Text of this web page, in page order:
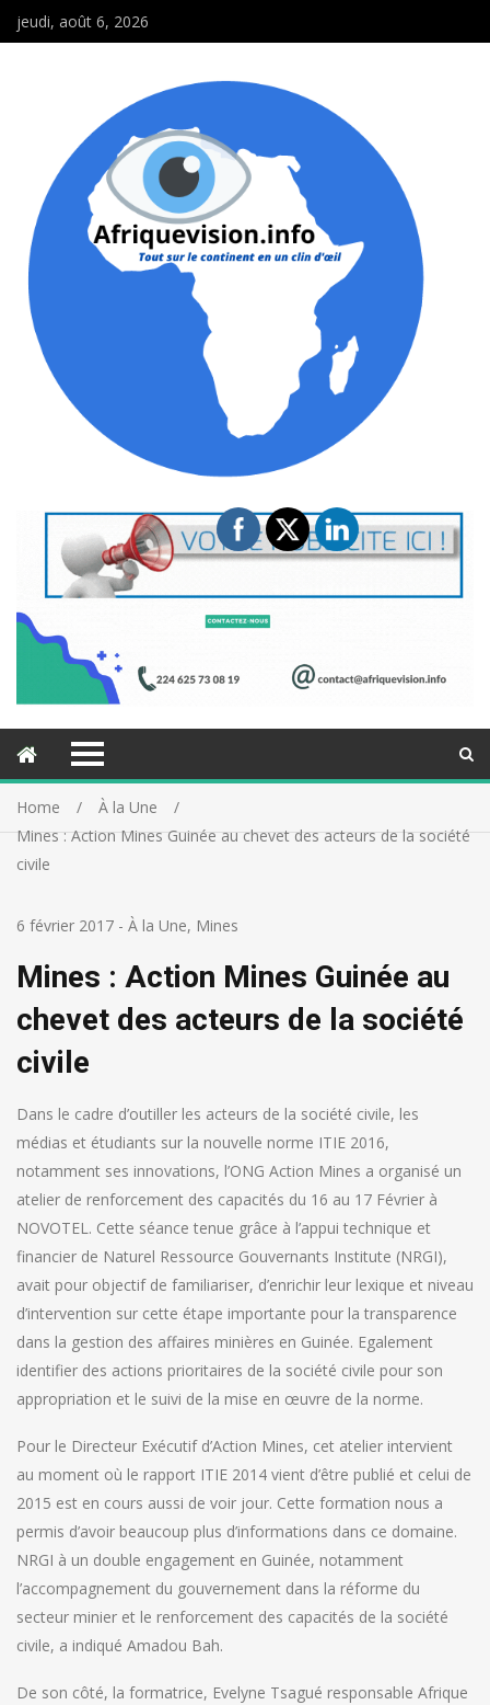
jeudi, août 6, 2026
Home
À la Une
Mines : Action Mines Guinée au chevet des acteurs de la société
civile
6 février 2017 - À la Une, Mines
Mines : Action Mines Guinée au
chevet des acteurs de la société
civile
Dans le cadre d’outiller les acteurs de la société civile, les
médias et étudiants sur la nouvelle norme ITIE 2016,
notamment ses innovations, l’ONG Action Mines a organisé un
atelier de renforcement des capacités du 16 au 17 Février à
NOVOTEL. Cette séance tenue grâce à l’appui technique et
financier de Naturel Ressource Gouvernants Institute (NRGI),
avait pour objectif de familiariser, d’enrichir leur lexique et niveau
d’intervention sur cette étape importante pour la transparence
dans la gestion des affaires minières en Guinée. Egalement
identifier des actions prioritaires de la société civile pour son
appropriation et le suivi de la mise en œuvre de la norme.
Pour le Directeur Exécutif d’Action Mines, cet atelier intervient
au moment où le rapport ITIE 2014 vient d’être publié et celui de
2015 est en cours aussi de voir jour. Cette formation nous a
permis d’avoir beaucoup plus d’informations dans ce domaine.
NRGI à un double engagement en Guinée, notamment
l’accompagnement du gouvernement dans la réforme du
secteur minier et le renforcement des capacités de la société
civile, a indiqué Amadou Bah.
De son côté, la formatrice, Evelyne Tsagué responsable Afrique